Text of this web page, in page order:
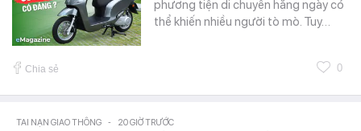
phương tiện di chuyển hằng ngày có
thể khiến nhiều người tò mò. Tuy…
Chia sẻ 0
TAI NẠN GIAO THÔNG - 20 GIỜ TRƯỚC